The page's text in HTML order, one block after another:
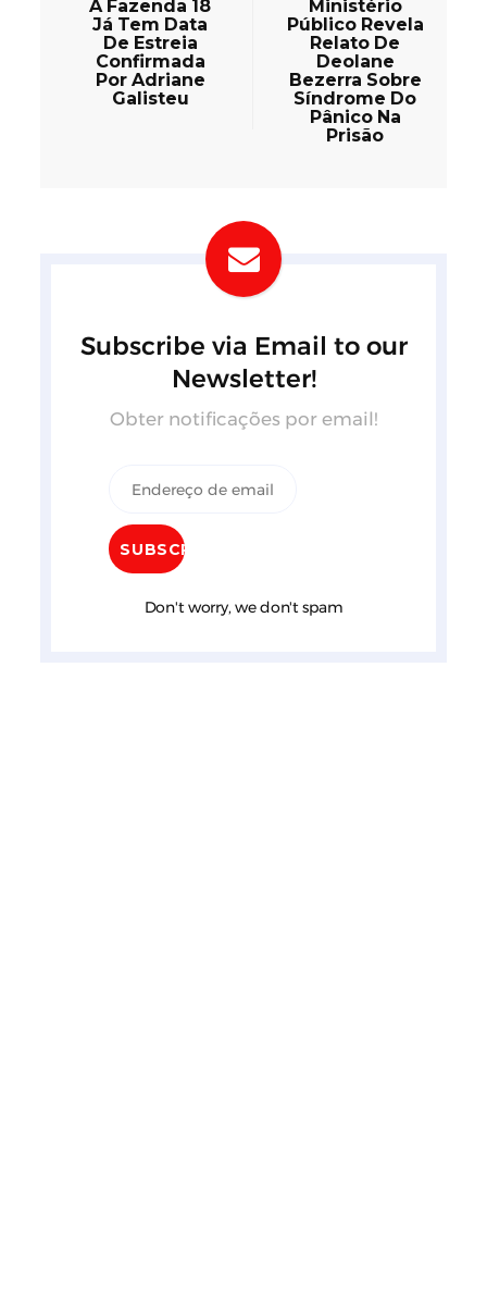
A Fazenda 18
Já Tem Data
De Estreia
Confirmada
Por Adriane
Galisteu
Ministério
Público Revela
Relato De
Deolane
Bezerra Sobre
Síndrome Do
Pânico Na
Prisão
Subscribe via Email to our
Newsletter!
Obter notificações por email!
Don't worry, we don't spam